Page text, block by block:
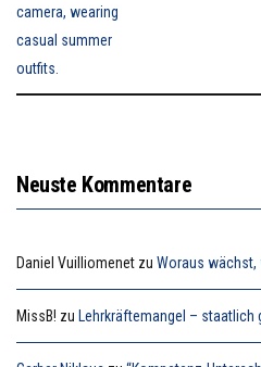
Neuste Kommentare
Daniel Vuilliomenet zu Woraus wächst,
MissB! zu Lehrkräftemangel – staatlich